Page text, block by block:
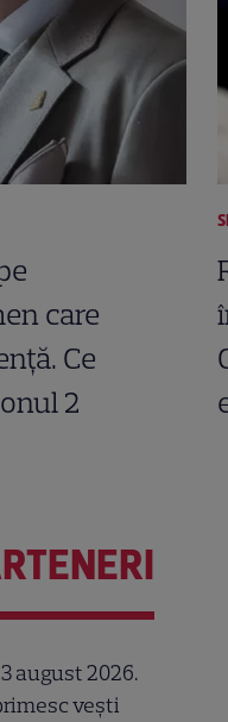
care
Ce
2
august 2026.
vești